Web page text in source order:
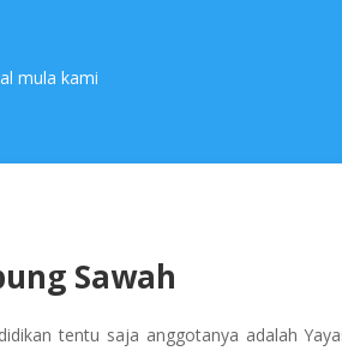
mula kami
Sawah
tentu saja anggotanya adalah